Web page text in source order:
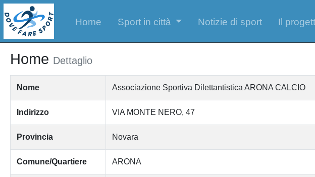
Home Sport in città Notizie di sport Il
Home Dettaglio
Nome Associazione Sportiva Dilettantistica ARONA CALCIO
Indirizzo VIA MONTE NERO, 47
Provincia Novara
Comune/Quartiere ARONA